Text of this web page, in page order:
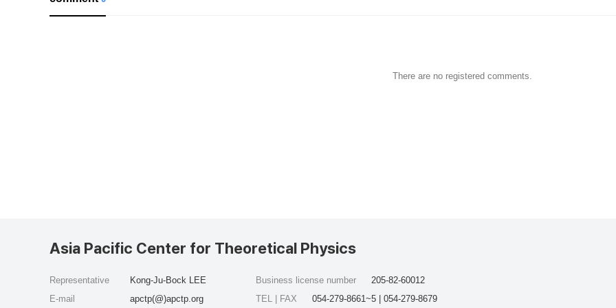
There are no registered comments.
Asia Pacific Center for Theoretical Physics
Representative
Kong-Ju-Bock LEE
E-mail
apctp(@)apctp.org
Business license number
205-82-60012
TEL | FAX
054-279-8661~5 | 054-279-8679